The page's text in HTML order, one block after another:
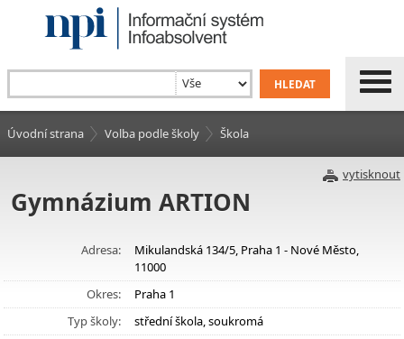
Úvodní strana Volba podle školy Škola
vytisknout
Gymnázium ARTION
Adresa:
Mikulandská 134/5, Praha 1 - Nové Město,
11000
Okres:
Praha 1
Typ školy:
střední škola, soukromá